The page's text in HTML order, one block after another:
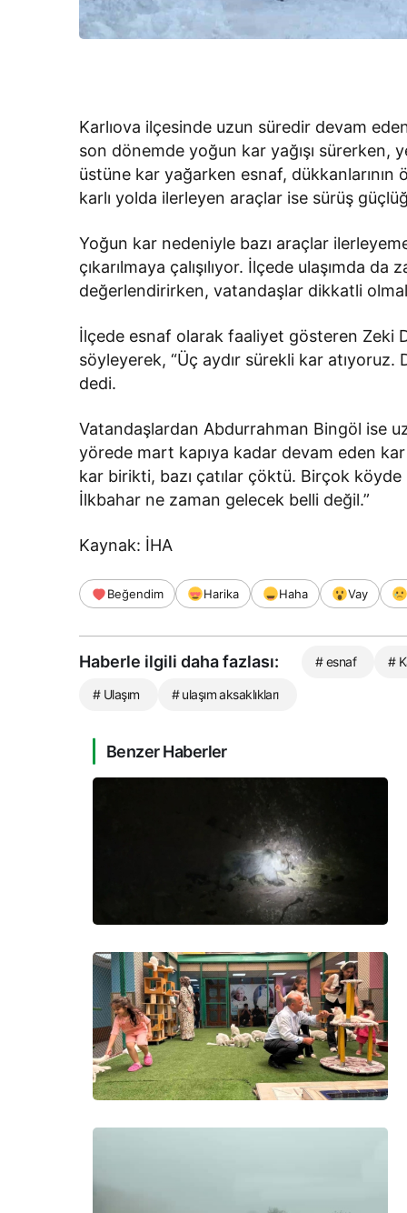
Karlıova ilçesinde uzun süredir devam
son dönemde yoğun kar yağışı sürerken,
üstüne kar yağarken esnaf,
karlı yolda ilerleyen araçlar ise sürüş
Yoğun kar nedeniyle bazı araçlar
çıkarılmaya çalışılıyor. İlçede ulaşımda
değerlendirirken, vatandaşlar dikkatli
İlçede esnaf olarak faaliyet gösteren Zeki
söyleyerek, “Üç aydır sürekli kar
dedi.
Vatandaşlardan Abdurrahman Bingöl ise
yörede mart kapıya kadar devam eden
kar birikti, bazı çatılar çöktü. Birçok
İlkbahar ne zaman gelecek belli değil.”
Kaynak: İHA
Beğendim Harika Haha Vay
Haberle ilgili daha fazlası: # esnaf #
# Ulaşım # ulaşım aksaklıkları
Benzer Haberler